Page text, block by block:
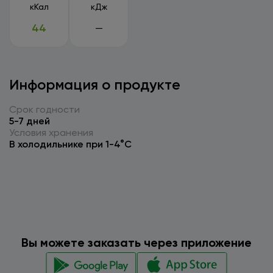
кКал
44
кДж
—
Информация о продукте
Срок годности
5-7 дней
Условия хранения
В холодильнике при 1-4°C
Вы можете заказать через приложение